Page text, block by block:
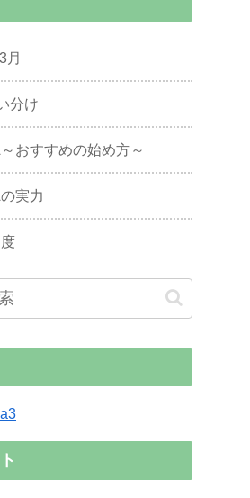
月
分け
おすすめの始め方～
実力